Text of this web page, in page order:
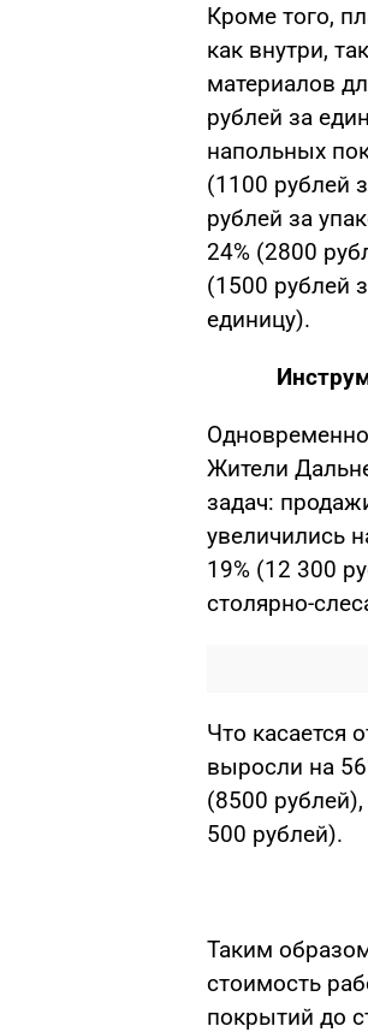
Кроме того,
как внутри,
материалов
рублей за
напольных
(1100 рублей
рублей за
24% (2800
(1500 рублей
единицу).
Жители
задач:
увеличились
19% (12 300
столярно-
Что касается
выросли на
(8500
500 рублей).
Таким
стоимость
покрытий до